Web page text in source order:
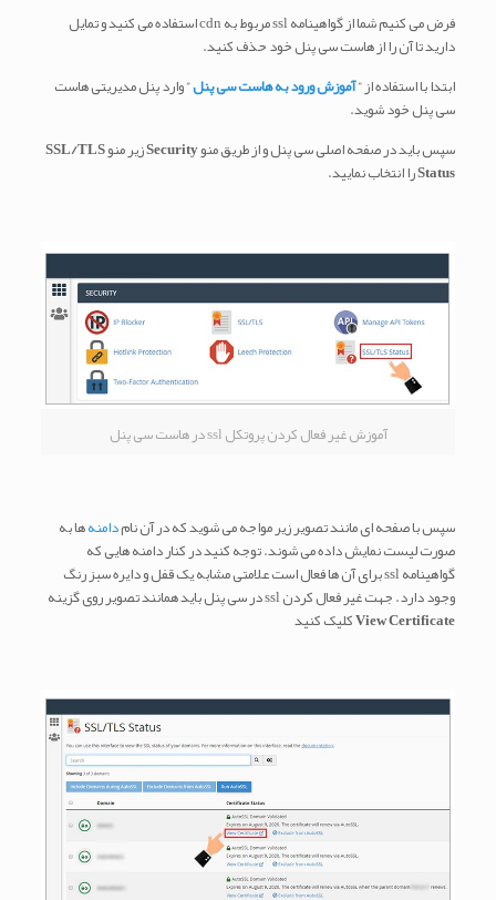
فرض می کنیم شما از گواهینامه ssl مربوط به cdn استفاده می کنید و تمایل
دارید تا آن را از هاست سی پنل خود حذف کنید.
ابتدا با استفاده از ”آموزش ورود به هاست سی پنل” وارد پنل مدیریتی هاست
سی پنل خود شوید.
سپس باید در صفحه اصلی سی پنل و از طریق منوSecurityزیر منوSSL/TLS
Statusرا انتخاب نمایید.
آموزش غیر فعال کردن پروتکل ssl در هاست سی پنل
سپس با صفحه ای مانند تصویر زیر مواجه می شوید که در آن نامدامنهها به
صورت لیست نمایش داده می شوند. توجه کنید در کنار دامنه هایی که
گواهینامه ssl برای آن ها فعال است علامتی مشابه یک قفل و دایره سبز رنگ
وجود دارد. جهت غیر فعال کردن ssl در سی پنل باید همانند تصویر روی گزینه
View Certificateکلیک کنید